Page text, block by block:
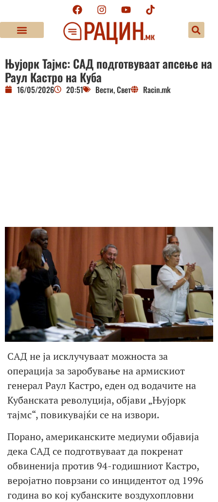
Њујорк Тајмс: САД подготвуваат апсење на
Раул Кастро на Куба
16/05/2026 20:51 Вести,Свет Racin.mk
САД не ја исклучуваат можноста за
операција за заробување на армискиот
генерал Раул Кастро, еден од водачите на
Кубанската револуција, објави „Њујорк
тајмс“, повикувајќи се на извори.
Порано, американските медиуми објавија
дека САД се подготвуваат да покренат
обвиненија против 94-годишниот Кастро,
веројатно поврзани со инцидентот од 1996
година во кој кубанските воздухопловни